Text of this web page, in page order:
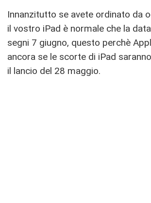
Innanzitutto se avete ordinato da
il vostro iPad è normale che la
segni 7 giugno, questo perchè
ancora se le scorte di iPad
il lancio del 28 maggio.